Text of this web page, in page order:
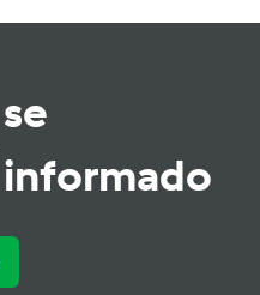
se
informado